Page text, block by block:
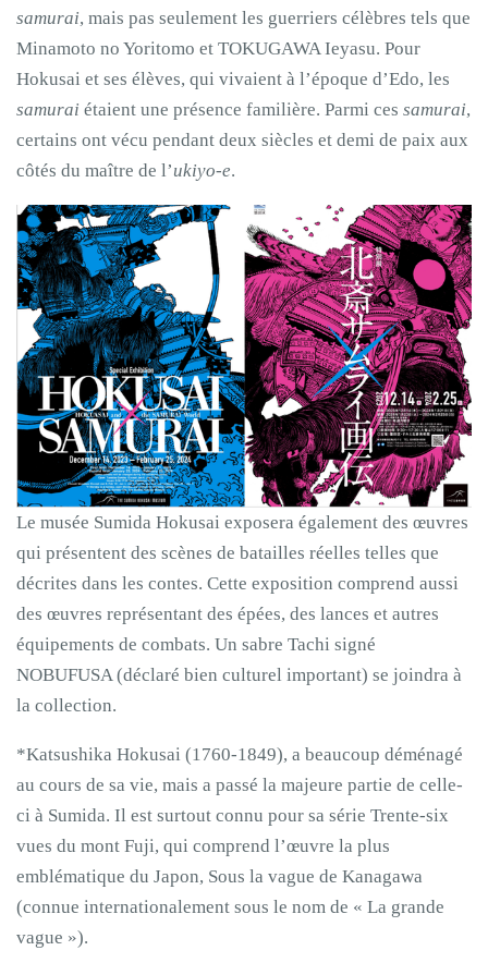
samurai, mais pas seulement les guerriers célèbres tels que
Minamoto no Yoritomo et TOKUGAWA Ieyasu. Pour
Hokusai et ses élèves, qui vivaient à l’époque d’Edo, les
samurai étaient une présence familière. Parmi ces samurai,
certains ont vécu pendant deux siècles et demi de paix aux
côtés du maître de l’ukiyo-e.
Le musée Sumida Hokusai exposera également des œuvres
qui présentent des scènes de batailles réelles telles que
décrites dans les contes. Cette exposition comprend aussi
des œuvres représentant des épées, des lances et autres
équipements de combats. Un sabre Tachi signé
NOBUFUSA (déclaré bien culturel important) se joindra à
la collection.
*Katsushika Hokusai (1760-1849), a beaucoup déménagé
au cours de sa vie, mais a passé la majeure partie de celle-
ci à Sumida. Il est surtout connu pour sa série Trente-six
vues du mont Fuji, qui comprend l’œuvre la plus
emblématique du Japon, Sous la vague de Kanagawa
(connue internationalement sous le nom de « La grande
vague »).